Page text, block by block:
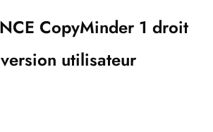
CopyMinder 1 droit
utilisateur